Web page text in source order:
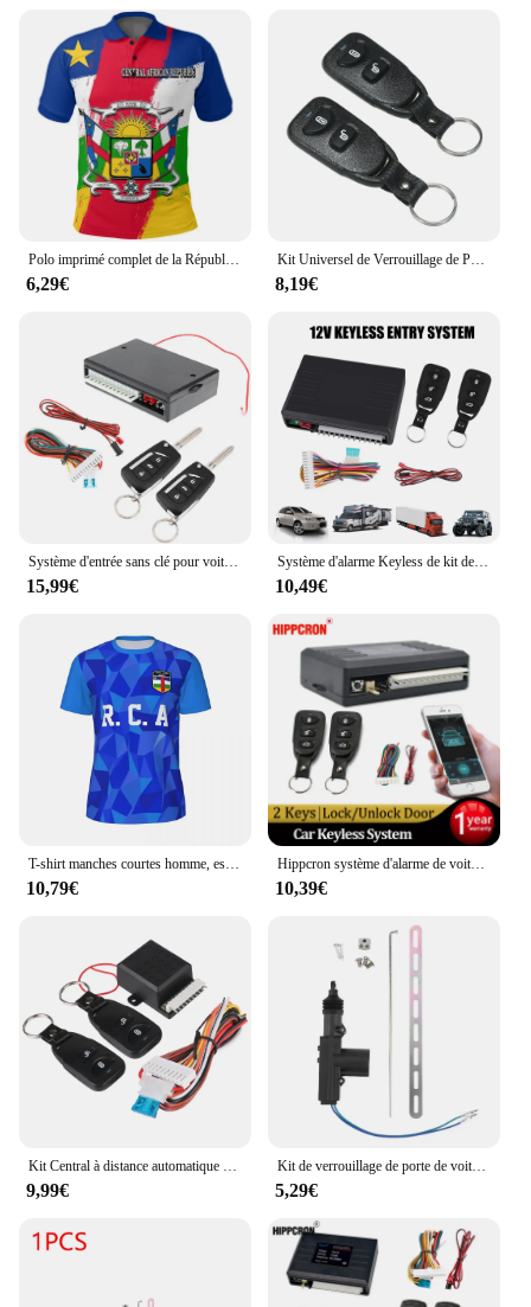
Polo imprimé complet de la République centrafricaine pour hommes, chemise avec emblème national et bouton
6,29€
Kit Universel de Verrouillage de Porte de Voiture, Système d'Entrée Sans Clé avec 2 Télécommandes, 12V
8,19€
Système d'entrée sans clé pour voiture, kit de verrouillage centralisé, télécommande, VH13P
15,99€
Système d'alarme Keyless de kit de contrôle de serrure de porte centrale à distance de voiture à télécommande
10,49€
T-shirt manches courtes homme, estival et humoristique, avec drapeau de la république centrale et africaine imprimée en 3D, en maille, Harajuku, pour course à pied, vélo, Tennis, Fitness
10,79€
Hippcron système d'alarme de voiture système d'entrée sans clé verrouillage Central Kit Central à distance automatique application de verrouillage de porte avec télécommande
10,39€
Kit Central à distance automatique universel 12V, porte de voiture, fenêtre, camion, maître de levage, serrure de porte centrale à distance, système sans clé
9,99€
Kit de verrouillage de porte de voiture, système d'alarme d'entrée, télécommande automatique, centrale sans clé, 410, T245, pièces extérieures, fournitures de voiture personnelles
5,29€